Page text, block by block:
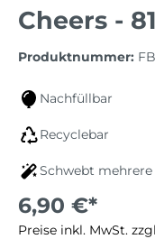
Cheers -
Produktnummer:
Nachfüllbar
Recyclebar
Schwebt mehrere
6,90 €*
Preise inkl. MwSt.